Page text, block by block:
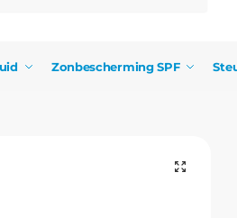
Zonbescherming SPF